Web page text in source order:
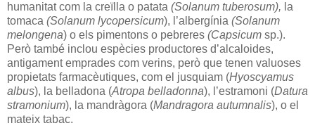
humanitat com la creïlla o patata (Solanum tuberosum), la
tomaca (Solanum lycopersicum), l’albergínia (Solanum
melongena) o els pimentons o pebreres (Capsicum sp.).
Però també inclou espècies productores d’alcaloides,
antigament emprades com verins, però que tenen valuoses
propietats farmacèutiques, com el jusquiam (Hyoscyamus
albus), la belladona (Atropa belladonna), l’estramoni (Datura
stramonium), la mandràgora (Mandragora autumnalis), o el
mateix tabac.